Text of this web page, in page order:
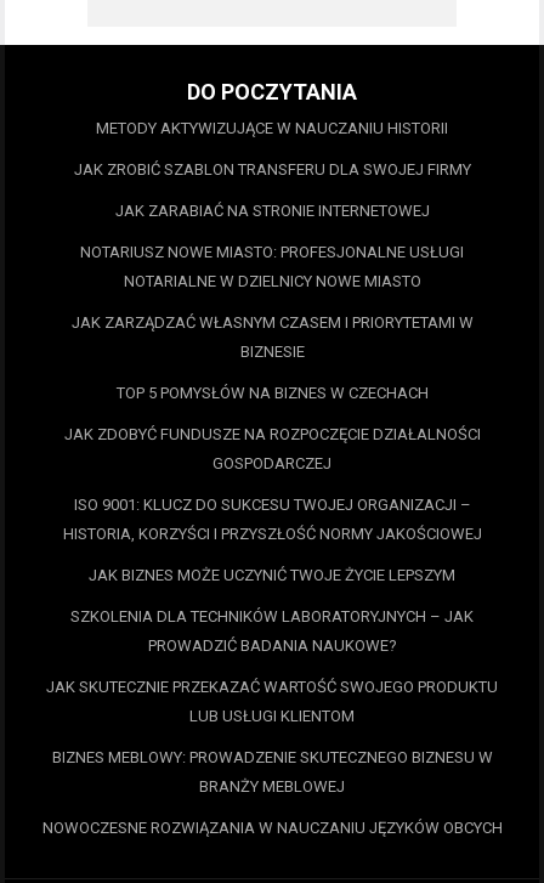
DO POCZYTANIA
METODY AKTYWIZUJĄCE W NAUCZANIU HISTORII
JAK ZROBIĆ SZABLON TRANSFERU DLA SWOJEJ FIRMY
JAK ZARABIAĆ NA STRONIE INTERNETOWEJ
NOTARIUSZ NOWE MIASTO: PROFESJONALNE USŁUGI
NOTARIALNE W DZIELNICY NOWE MIASTO
JAK ZARZĄDZAĆ WŁASNYM CZASEM I PRIORYTETAMI W
BIZNESIE
TOP 5 POMYSŁÓW NA BIZNES W CZECHACH
JAK ZDOBYĆ FUNDUSZE NA ROZPOCZĘCIE DZIAŁALNOŚCI
GOSPODARCZEJ
ISO 9001: KLUCZ DO SUKCESU TWOJEJ ORGANIZACJI –
HISTORIA, KORZYŚCI I PRZYSZŁOŚĆ NORMY JAKOŚCIOWEJ
JAK BIZNES MOŻE UCZYNIĆ TWOJE ŻYCIE LEPSZYM
SZKOLENIA DLA TECHNIKÓW LABORATORYJNYCH – JAK
PROWADZIĆ BADANIA NAUKOWE?
JAK SKUTECZNIE PRZEKAZAĆ WARTOŚĆ SWOJEGO PRODUKTU
LUB USŁUGI KLIENTOM
BIZNES MEBLOWY: PROWADZENIE SKUTECZNEGO BIZNESU W
BRANŻY MEBLOWEJ
NOWOCZESNE ROZWIĄZANIA W NAUCZANIU JĘZYKÓW OBCYCH